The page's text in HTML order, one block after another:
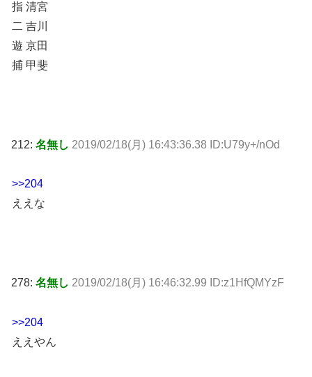
指 清宮
二 吉川
遊 京田
捕 甲斐
212: 名無し 2019/02/18(月) 16:43:36.38 ID:U79y+/nOd
>>204
ええな
278: 名無し 2019/02/18(月) 16:46:32.99 ID:z1HfQMYzF
>>204
ええやん